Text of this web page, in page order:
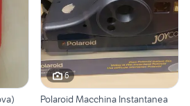
6
Polaroid Macchina Instantanea